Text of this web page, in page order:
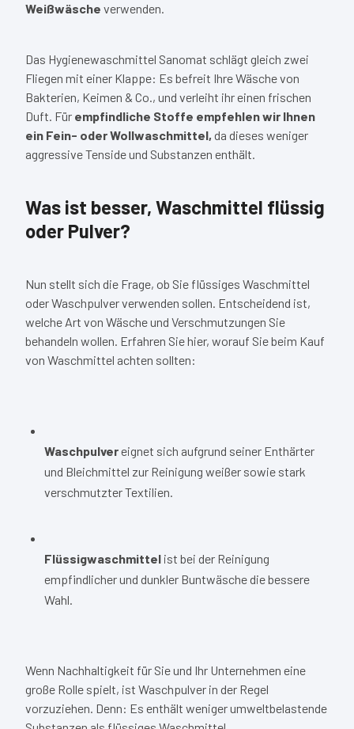
Weißwäsche verwenden.
Das Hygienewaschmittel Sanomat schlägt gleich zwei
Fliegen mit einer Klappe: Es befreit Ihre Wäsche von
Bakterien, Keimen & Co., und verleiht ihr einen frischen
Duft. Für empfindliche Stoffe empfehlen wir Ihnen
ein Fein- oder Wollwaschmittel, da dieses weniger
aggressive Tenside und Substanzen enthält.
Was ist besser, Waschmittel flüssig
oder Pulver?
Nun stellt sich die Frage, ob Sie flüssiges Waschmittel
oder Waschpulver verwenden sollen. Entscheidend ist,
welche Art von Wäsche und Verschmutzungen Sie
behandeln wollen. Erfahren Sie hier, worauf Sie beim Kauf
von Waschmittel achten sollten:
Waschpulvereignet sich aufgrund seiner Enthärter
und Bleichmittel zur Reinigung weißer sowie stark
verschmutzter Textilien.
Flüssigwaschmittel ist bei der Reinigung
empfindlicher und dunkler Buntwäsche die bessere
Wahl.
Wenn Nachhaltigkeit für Sie und Ihr Unternehmen eine
große Rolle spielt, ist Waschpulver in der Regel
vorzuziehen. Denn: Es enthält weniger umweltbelastende